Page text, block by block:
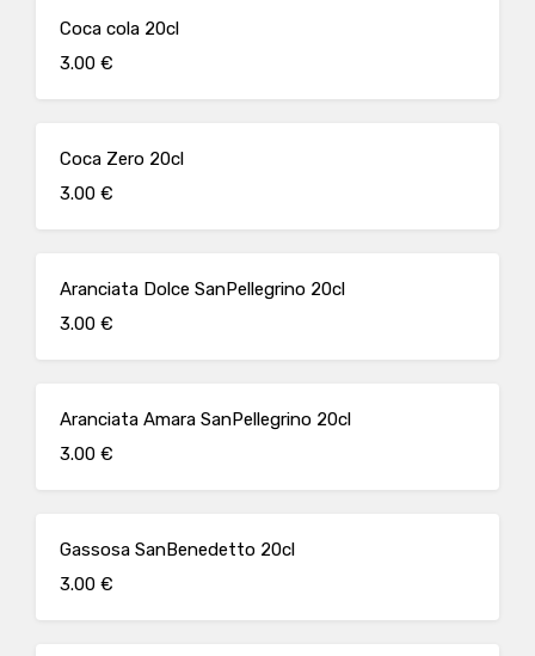
Coca cola 20cl
3.00 €
Coca Zero 20cl
3.00 €
Aranciata Dolce SanPellegrino 20cl
3.00 €
Aranciata Amara SanPellegrino 20cl
3.00 €
Gassosa SanBenedetto 20cl
3.00 €